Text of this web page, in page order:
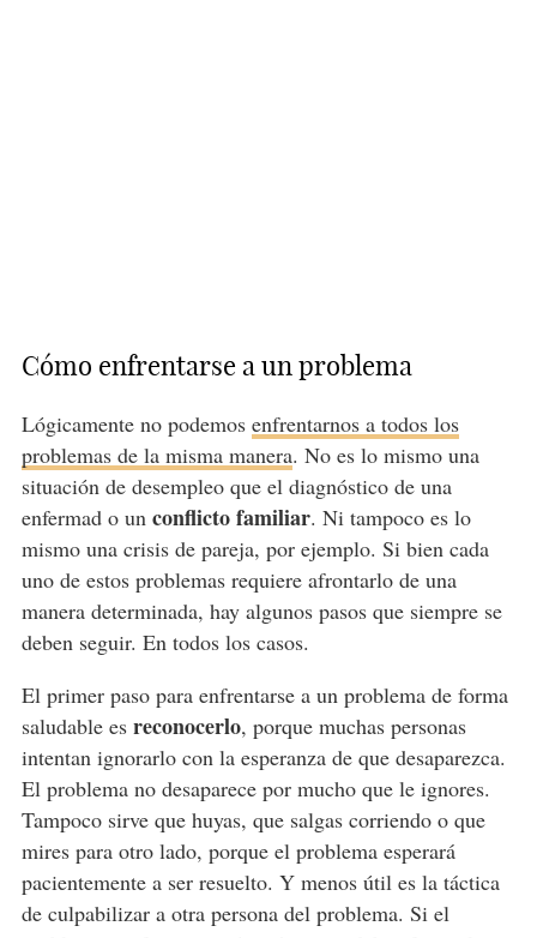
Cómo enfrentarse a un problema
Lógicamente no podemos enfrentarnos a todos los
problemas de la misma manera. No es lo mismo una
situación de desempleo que el diagnóstico de una
enfermad o un conflicto familiar. Ni tampoco es lo
mismo una crisis de pareja, por ejemplo. Si bien cada
uno de estos problemas requiere afrontarlo de una
manera determinada, hay algunos pasos que siempre se
deben seguir. En todos los casos.
El primer paso para enfrentarse a un problema de forma
saludable es reconocerlo, porque muchas personas
intentan ignorarlo con la esperanza de que desaparezca.
El problema no desaparece por mucho que le ignores.
Tampoco sirve que huyas, que salgas corriendo o que
mires para otro lado, porque el problema esperará
pacientemente a ser resuelto. Y menos útil es la táctica
de culpabilizar a otra persona del problema. Si el